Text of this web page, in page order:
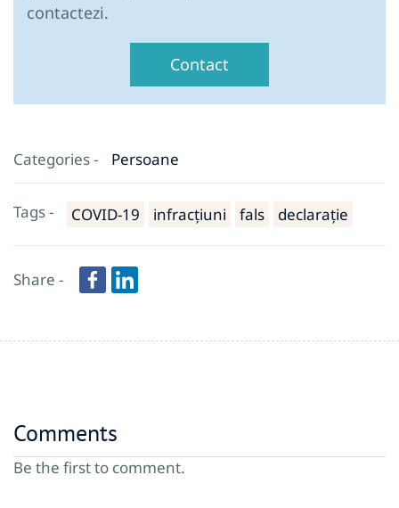
contactezi.
Contact
Categories - Persoane
Tags - COVID-19 infracțiuni fals declarație
Share -
Comments
Be the first to comment.